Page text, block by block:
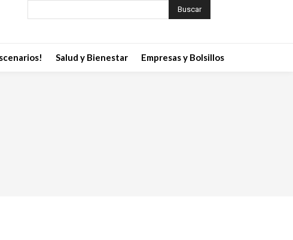
Buscar
Salud y Bienestar Empresas y Bolsillos